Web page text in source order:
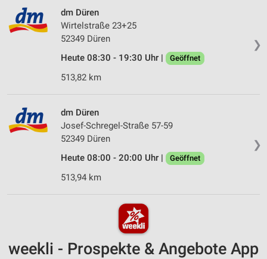
❯
dm Düren
Wirtelstraße 23+25
52349 Düren
Heute 08:30 - 19:30 Uhr |
Geöffnet
513,82 km
❯
dm Düren
Josef-Schregel-Straße 57-59
52349 Düren
Heute 08:00 - 20:00 Uhr |
Geöffnet
513,94 km
weekli - Prospekte & Angebote App